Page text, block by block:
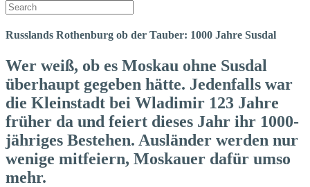
Russlands Rothenburg ob der Tauber: 1000 Jahre Susdal
Wer weiß, ob es Moskau ohne Susdal
überhaupt gegeben hätte. Jedenfalls war
die Kleinstadt bei Wladimir 123 Jahre
früher da und feiert dieses Jahr ihr 1000-
jähriges Bestehen. Ausländer werden nur
wenige mitfeiern, Moskauer dafür umso
mehr.